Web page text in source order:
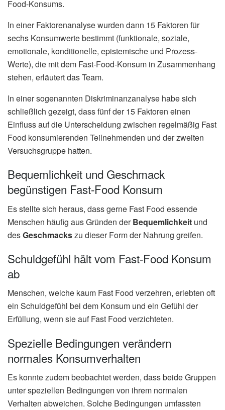
Food-Konsums.
In einer Faktorenanalyse wurden dann 15 Faktoren für
sechs Konsumwerte bestimmt (funktionale, soziale,
emotionale, konditionelle, epistemische und Prozess-
Werte), die mit dem Fast-Food-Konsum in Zusammenhang
stehen, erläutert das Team.
In einer sogenannten Diskriminanzanalyse habe sich
schließlich gezeigt, dass fünf der 15 Faktoren einen
Einfluss auf die Unterscheidung zwischen regelmäßig Fast
Food konsumierenden Teilnehmenden und der zweiten
Versuchsgruppe hatten.
Bequemlichkeit und Geschmack
begünstigen Fast-Food Konsum
Es stellte sich heraus, dass gerne Fast Food essende
Menschen häufig aus Gründen derBequemlichkeit und
desGeschmackszu dieser Form der Nahrung greifen.
Schuldgefühl hält vom Fast-Food Konsum
ab
Menschen, welche kaum Fast Food verzehren, erlebten oft
ein Schuldgefühl bei dem Konsum und ein Gefühl der
Erfüllung, wenn sie auf Fast Food verzichteten.
Spezielle Bedingungen verändern
normales Konsumverhalten
Es konnte zudem beobachtet werden, dass beide Gruppen
unter speziellen Bedingungen von ihrem normalen
Verhalten abweichen. Solche Bedingungen umfassten